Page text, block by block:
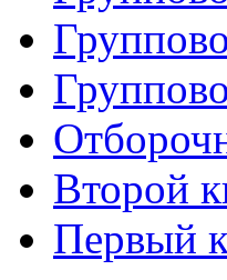
Второй
Первый